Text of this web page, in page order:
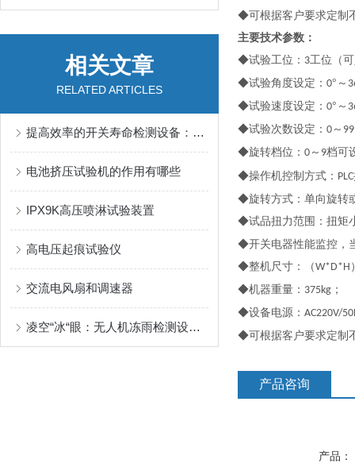
相关文章
RELATED ARTICLES
提高效率的开关寿命检测设备：确保电子设备可靠性
电池挤压试验机的作用有哪些
IPX9K高压喷淋试验装置
高电压起痕试验仪
交流电风扇和调速器
凌空“冰“眼：无人机冻雨检测设备如何为航空安全保驾护航
◆可根据客户要求定制
主要技术参数：
◆试验工位： 3工位（
◆试验角度设定： 0°～
◆试验速度设定： 0°～
◆试验次数设定： 0 ～
◆旋转档位： 0 ～ 9档可
◆操作机控制方式： PLC
◆旋转方式：单向旋转
◆试品扭力范围：扭矩
◆开关电器性能监控，
◆整机尺寸：（W*D*H
◆机器重量： 375kg ；
◆设备电源： AC220V/
◆可根据客户要求定制
产品咨询
产品：